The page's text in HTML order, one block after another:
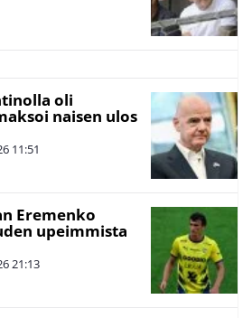
oli
naisen ulos
11:51
Eremenko
upeimmista
21:13